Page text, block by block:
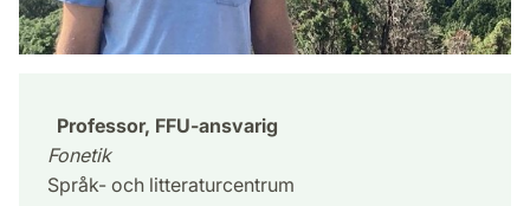
Professor, FFU-ansvarig
Fonetik
Språk- och litteraturcentrum